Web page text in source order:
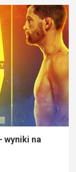
wyniki na